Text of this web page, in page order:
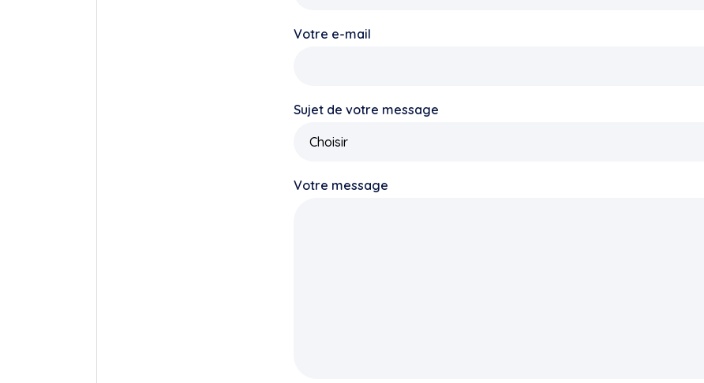
Votre e-mail
Sujet de votre message
Votre message